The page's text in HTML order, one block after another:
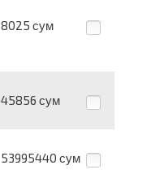
8025 сум
45856 сум
53995440 сум